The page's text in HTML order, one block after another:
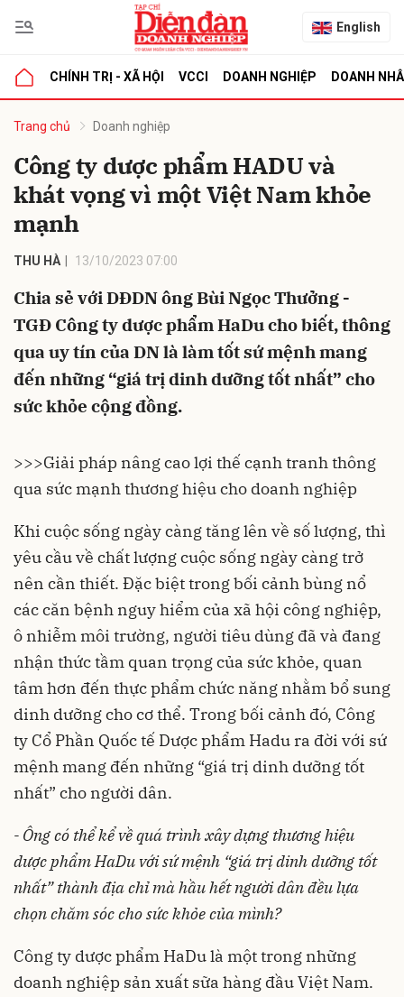
English
CHÍNH TRỊ - XÃ HỘI VCCI DOANH NGHIỆP DOANH
Trang chủ Doanh nghiệp
Công ty dược phẩm HADU và
khát vọng vì một Việt Nam khỏe
mạnh
THU HÀ 13/10/2023 07:00
Chia sẻ với DĐDN ông Bùi Ngọc Thưởng -
TGĐ Công ty dược phẩm HaDu cho biết, thông
qua uy tín của DN là làm tốt sứ mệnh mang
đến những “giá trị dinh dưỡng tốt nhất” cho
sức khỏe cộng đồng.
>>>Giải pháp nâng cao lợi thế cạnh tranh thông
qua sức mạnh thương hiệu cho doanh nghiệp
Khi cuộc sống ngày càng tăng lên về số lượng, thì
yêu cầu về chất lượng cuộc sống ngày càng trở
nên cần thiết. Đặc biệt trong bối cảnh bùng nổ
các căn bệnh nguy hiểm của xã hội công nghiệp,
ô nhiễm môi trường, người tiêu dùng đã và đang
nhận thức tầm quan trọng của sức khỏe, quan
tâm hơn đến thực phẩm chức năng nhằm bổ sung
dinh dưỡng cho cơ thể. Trong bối cảnh đó, Công
ty Cổ Phần Quốc tế Dược phẩm Hadu ra đời với sứ
mệnh mang đến những “giá trị dinh dưỡng tốt
nhất” cho người dân.
- Ông có thể kể về quá trình xây dựng thương hiệu
dược phẩm HaDu với sứ mệnh “giá trị dinh dưỡng tốt
nhất” thành địa chỉ mà hầu hết người dân đều lựa
chọn chăm sóc cho sức khỏe của mình?
Công ty dược phẩm HaDu là một trong những
doanh nghiệp sản xuất sữa hàng đầuViệt Nam.
luận
Hủy